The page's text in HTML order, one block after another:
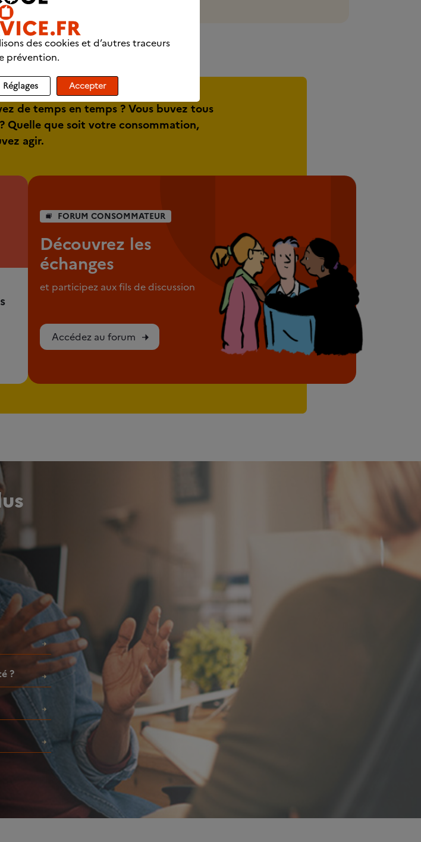
de temps en temps ? Vous buvez tous
Quelle que soit votre consommation,
agir.
FORUM CONSOMMATEUR
Découvrez les
échanges
et participez aux fils de discussion
Accédez au forum
?
des cookies et d’autres traceurs
prévention.
Réglages Accepter